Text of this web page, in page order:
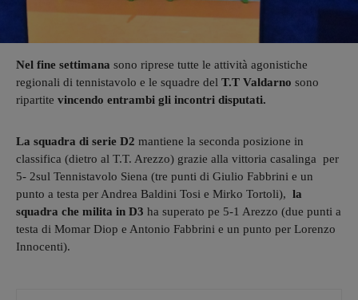
Nel fine settimana sono riprese tutte le attività agonistiche
regionali di tennistavolo e le squadre del T.T Valdarno sono
ripartite vincendo entrambi gli incontri disputati.
La squadra di serie D2 mantiene la seconda posizione in
classifica (dietro al T.T. Arezzo) grazie alla vittoria casalinga per
5- 2sul Tennistavolo Siena (tre punti di Giulio Fabbrini e un
punto a testa per Andrea Baldini Tosi e Mirko Tortoli), la
squadra che milita in D3 ha superato pe 5-1 Arezzo (due punti a
testa di Momar Diop e Antonio Fabbrini e un punto per Lorenzo
Innocenti).